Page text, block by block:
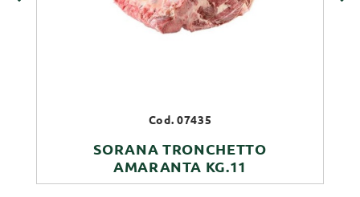
Cod. 07435
SORANA TRONCHETTO
AMARANTA KG.11